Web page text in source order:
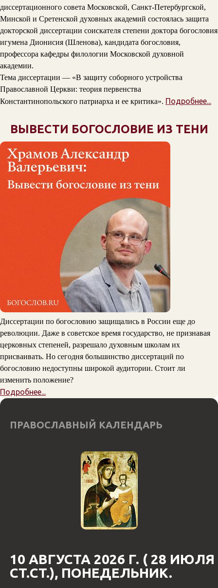
диссертационного совета Московской, Санкт-Петербургской,
Минской и Сретенской духовных академий состоялась защита
докторской диссертации соискателя степени доктора богословия
игумена Дионисия (Шленова), кандидата богословия,
профессора кафедры филологии Московской духовной
академии.
Тема диссертации — «В защиту соборного устройства
Православной Церкви: теория первенства
Константинопольского патриарха и ее критика». Подробнее...
ВЫВЕСТИ БОГОСЛОВИЕ ИЗ ТЕНИ
Диссертации по богословию защищались в России еще до
революции. Даже в советское время государство, не признавая
церковных степеней, разрешало духовным школам их
присваивать. Но сегодня большинство диссертаций по
богословию недоступны широкой аудитории. Стоит ли
изменить положение?
Подробнее...
ПРАВОСЛАВНЫЙ КАЛЕНДАРЬ
10 АВГУСТА 2026 Г. ( 28 ИЮЛЯ
СТ.СТ.), ПОНЕДЕЛЬНИК.